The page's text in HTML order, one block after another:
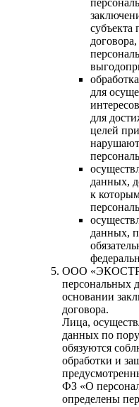
субъекта
для
для
целей
данных,
к
данных,
ООО
персональных
основании
договора.
Лица,
данных по
обязуются
обработки и
ФЗ «О
определены